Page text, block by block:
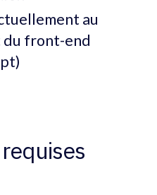
au
front-end